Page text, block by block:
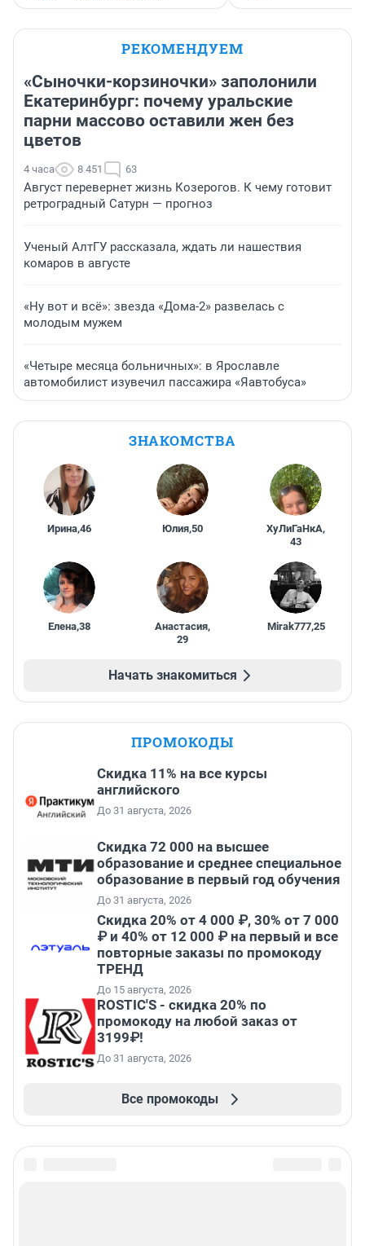
РЕКОМЕНДУЕМ
«Сыночки-корзиночки» заполонили
Екатеринбург: почему уральские
парни массово оставили жен без
цветов
4 часа 8 451 63
Август перевернет жизнь Козерогов. К чему готовит
ретроградный Сатурн — прогноз
Ученый АлтГУ рассказала, ждать ли нашествия
комаров в августе
«Ну вот и всё»: звезда «Дома-2» развелась с
молодым мужем
«Четыре месяца больничных»: в Ярославле
автомобилист изувечил пассажира «Яавтобуса»
ЗНАКОМСТВА
Ирина,46 Юлия,50 ХуЛиГаНкА,
43
Елена,38 Анастасия,
29
Mirak777,25
Начать знакомиться
ПРОМОКОДЫ
Скидка 11% на все курсы
английского
До 31 августа, 2026
Скидка 72 000 на высшее
образование и среднее специальное
образование в первый год обучения
До 31 августа, 2026
Скидка 20% от 4 000 ₽, 30% от 7 000
₽ и 40% от 12 000 ₽ на первый и все
повторные заказы по промокоду
ТРЕНД
До 15 августа, 2026
ROSTIC'S - скидка 20% по
промокоду на любой заказ от
3199₽!
До 31 августа, 2026
Все промокоды